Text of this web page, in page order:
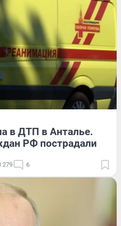
в ДТП в Анталье.
РФ пострадали
279 6